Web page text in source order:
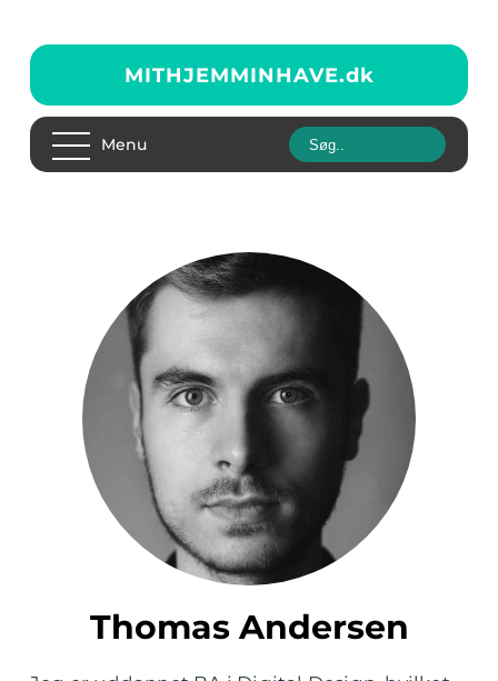
MITHJEMMINHAVE.dk
Menu
Thomas Andersen